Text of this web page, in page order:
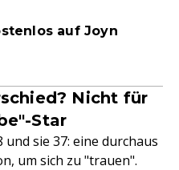
auf Joyn
Nicht für
Star
sie 37: eine durchaus
um sich zu "trauen".